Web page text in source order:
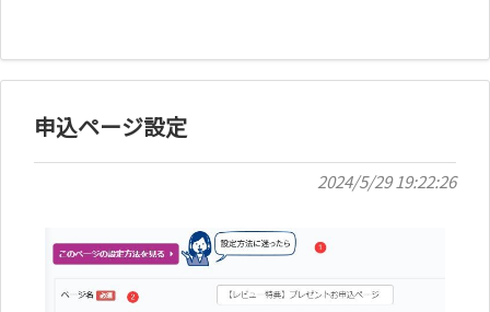
申込ページ設定
2024/5/29 19:22:26